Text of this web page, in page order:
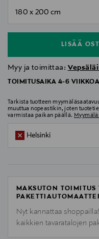
LISÄÄ
Myy ja toimittaa:
TOIMITUSAIKA 4-6 VIIKKOA
Tarkista tuotteen
muuttua nopeastikin, joten
varmistaa paikan päällä.
Helsinki
MAKSUTON TOIMITUS
Nyt kannattaa
kaikkien tavaratalojen